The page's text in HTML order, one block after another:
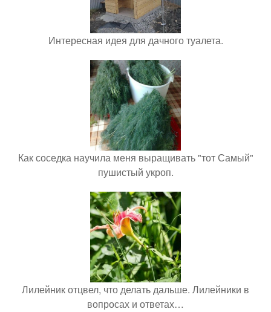
Интересная идея для дачного туалета.
Как соседка научила меня выращивать "тот Самый"
пушистый укроп.
Лилейник отцвел, что делать дальше. Лилейники в
вопросах и ответах…